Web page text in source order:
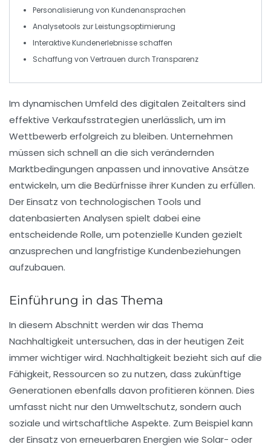
Personalisierung von Kundenansprachen
Analysetools zurLeistungsoptimierung
InteraktiveKundenerlebnisse schaffen
Schaffung von Vertrauen durch Transparenz
Im dynamischen Umfeld des digitalen Zeitalters sind
effektive Verkaufsstrategien unerlässlich, um im
Wettbewerb erfolgreich zu bleiben. Unternehmen
müssen sich schnell an die sich verändernden
Marktbedingungen anpassen und innovative Ansätze
entwickeln, um die Bedürfnisse ihrer Kunden zu erfüllen.
Der Einsatz von technologischen Tools und
datenbasierten Analysen spielt dabei eine
entscheidende Rolle, um potenzielle Kunden gezielt
anzusprechen und langfristige Kundenbeziehungen
aufzubauen.
Einführung in das Thema
In diesem Abschnitt werden wir das Thema
Nachhaltigkeit untersuchen, das in der heutigen Zeit
immer wichtiger wird. Nachhaltigkeit bezieht sich auf die
Fähigkeit, Ressourcen so zu nutzen, dass zukünftige
Generationen ebenfalls davon profitieren können. Dies
umfasst nicht nur den Umweltschutz, sondern auch
soziale und wirtschaftliche Aspekte. Zum Beispiel kann
der Einsatz von erneuerbaren Energien wie Solar- oder